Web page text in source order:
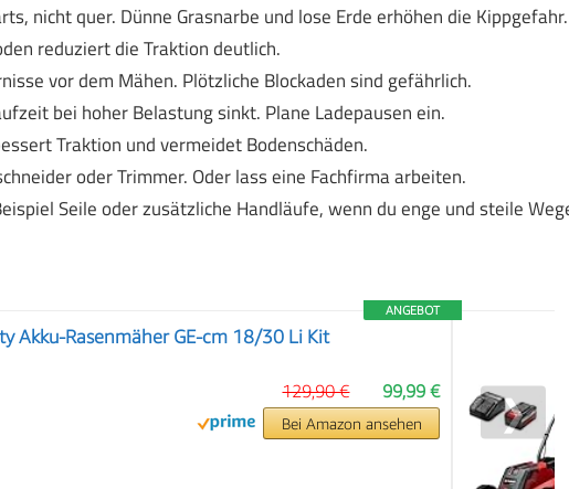
nicht quer. Dünne Grasnarbe und lose Erde erhöhen die Kippgefahr.
reduziert die Traktion deutlich.
vor dem Mähen. Plötzliche Blockaden sind gefährlich.
bei hoher Belastung sinkt. Plane Ladepausen ein.
Traktion und vermeidet Bodenschäden.
oder Trimmer. Oder lass eine Fachfirma arbeiten.
Seile oder zusätzliche Handläufe, wenn du enge und steile
ANGEBOT
Akku-Rasenmäher GE-cm 18/30 Li Kit
99,99 €
129,90 €
Bei Amazon ansehen ❯